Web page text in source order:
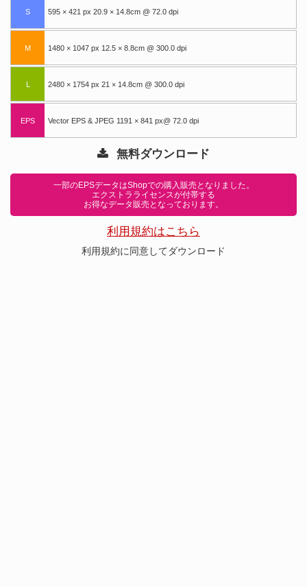
S 595 × 421 px 20.9 × 14.8cm @ 72.0 dpi
M 1480 × 1047 px 12.5 × 8.8cm @ 300.0 dpi
L 2480 × 1754 px 21 × 14.8cm @ 300.0 dpi
EPS Vector EPS & JPEG 1191 × 841 px@ 72.0 dpi
無料ダウンロード
一部のEPSデータはShopでの購入販売となりました。
エクストラライセンスが付帯する
お得なデータ販売となっております。
利用規約はこちら
利用規約に同意してダウンロード